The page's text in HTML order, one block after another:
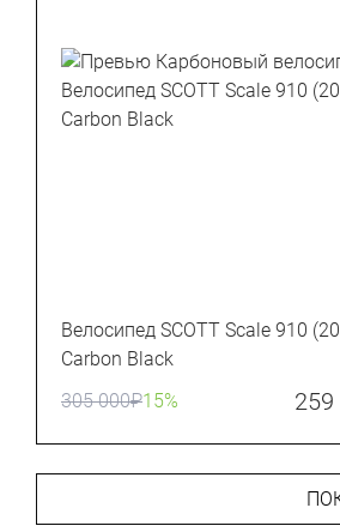
Велосипед SCOTT Scale 910
Carbon Black
305 000₽15% 259